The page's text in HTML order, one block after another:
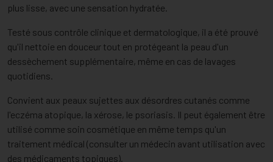
plus lisse, avec une sensation hydratée.
Testé sous contrôle clinique et dermatologique, il a été prouvé
qu'il nettoie en douceur tout en protégeant la peau d'un
dessèchement supplémentaire, même en cas de lavages
quotidiens.
Convient aux peaux sujettes aux désordres cutanés comme
l'eczéma atopique, la xérose, le psoriasis. Il peut également être
utilisé comme soin cosmétique en même temps qu'un
traitement médical (consulter un médecin avant utilisation avec
des médicaments topiques).